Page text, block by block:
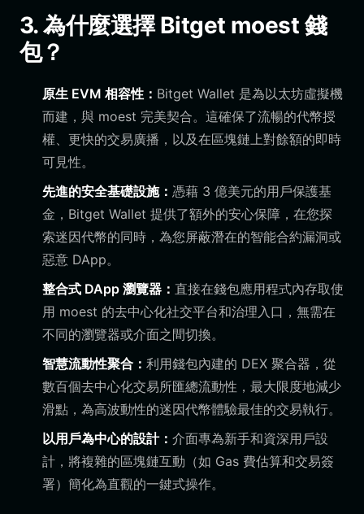
3. 為什麼選擇 Bitget moest 錢
包？
原生 EVM 相容性： Bitget Wallet 是為以太坊虛擬機
而建，與 moest 完美契合。這確保了流暢的代幣授
權、更快的交易廣播，以及在區塊鏈上對餘額的即時
可見性。
先進的安全基礎設施： 憑藉 3 億美元的用戶保護基
金，Bitget Wallet 提供了額外的安心保障，在您探
索迷因代幣的同時，為您屏蔽潛在的智能合約漏洞或
惡意 DApp。
整合式 DApp 瀏覽器： 直接在錢包應用程式內存取使
用 moest 的去中心化社交平台和治理入口，無需在
不同的瀏覽器或介面之間切換。
智慧流動性聚合： 利用錢包內建的 DEX 聚合器，從
數百個去中心化交易所匯總流動性，最大限度地減少
滑點，為高波動性的迷因代幣體驗最佳的交易執行。
以用戶為中心的設計： 介面專為新手和資深用戶設
計，將複雜的區塊鏈互動（如 Gas 費估算和交易簽
署）簡化為直觀的一鍵式操作。